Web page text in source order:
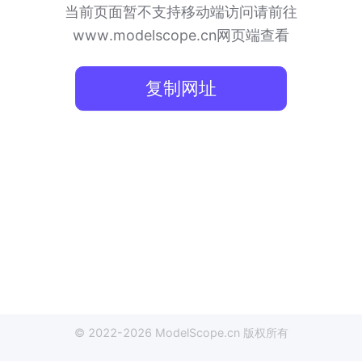
当前页面暂不支持移动端访问请前往
www.modelscope.cn网页端查看
复制网址
© 2022-2026 ModelScope.cn 版权所有